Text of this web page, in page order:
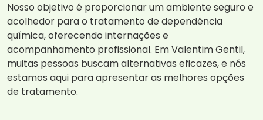
Nosso objetivo é proporcionar um ambiente seguro e
acolhedor para o tratamento de dependência
química, oferecendo internações e
acompanhamento profissional. Em Valentim Gentil,
muitas pessoas buscam alternativas eficazes, e nós
estamos aqui para apresentar as melhores opções
de tratamento.